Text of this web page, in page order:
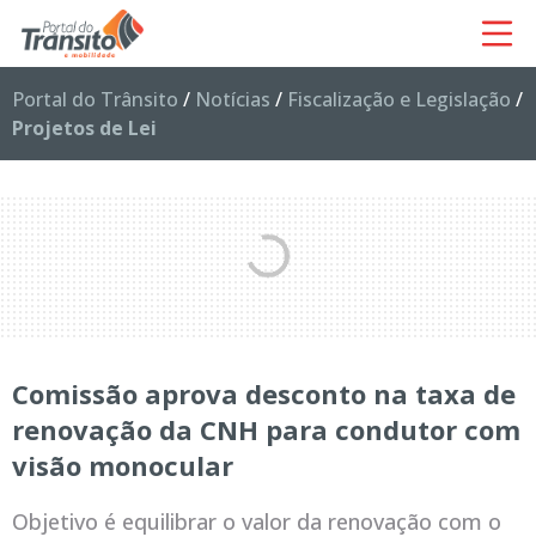
Portal do Trânsito / Notícias / Fiscalização e Legislação /
Projetos de Lei
Comissão aprova desconto na taxa de
renovação da CNH para condutor com
visão monocular
Objetivo é equilibrar o valor da renovação com o